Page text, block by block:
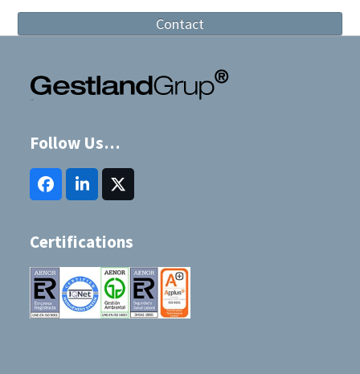
Contact
Follow Us…
FacebookLinkedInTwitter
(deprecated)
Certifications